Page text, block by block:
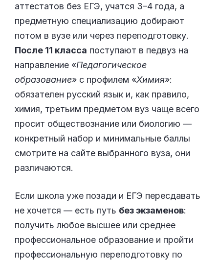
аттестатов без ЕГЭ, учатся 3–4 года, а
предметную специализацию добирают
потом в вузе или через переподготовку.
После 11 класса поступают в педвуз на
направление «Педагогическое
образование» с профилем «Химия»:
обязателен русский язык и, как правило,
химия, третьим предметом вуз чаще всего
просит обществознание или биологию —
конкретный набор и минимальные баллы
смотрите на сайте выбранного вуза, они
различаются.
Если школа уже позади и ЕГЭ пересдавать
не хочется — есть путь без экзаменов:
получить любое высшее или среднее
профессиональное образование и пройти
профессиональную переподготовку по